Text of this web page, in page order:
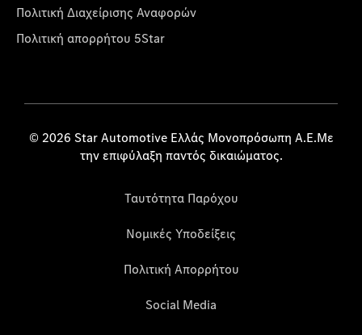
Πολιτική Διαχείρισης Αναφορών
Πολιτική απορρήτου 5Star
© 2026 Star Automotive Ελλάς Μονοπρόσωπη Α.Ε.Με
την επιφύλαξη παντός δικαιώματος.
Ταυτότητα Παρόχου
Νομικές Υποδείξεις
Πολιτική Απορρήτου
Social Media